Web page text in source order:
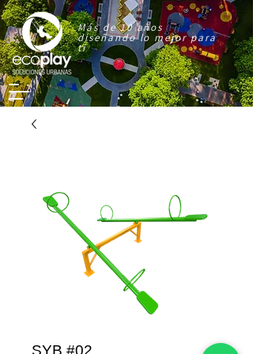
Más de 10 años
diseñando lo mejor para
ti
SYB #02